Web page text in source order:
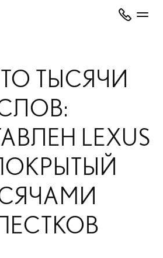
ТЫСЯЧИ
LEXUS